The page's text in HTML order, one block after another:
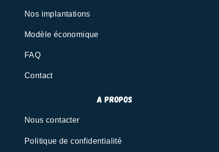
Nos implantations
Modèle économique
FAQ
Contact
A propos
Nous contacter
Politique de confidentialité